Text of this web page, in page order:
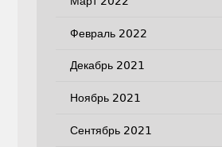
Февраль 2022
Декабрь 2021
Ноябрь 2021
Сентябрь 2021